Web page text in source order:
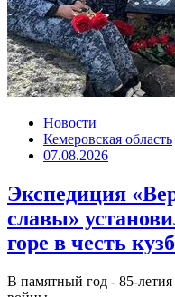
Новости
Кемеровская область
07.08.2026
Экспедиция
славы»
горе в честь
В памятный год - 85-